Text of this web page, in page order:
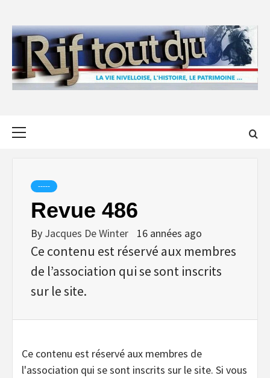
content
-----
Revue 486
By Jacques De Winter 16 années ago
Ce contenu est réservé aux membres
de l’association qui se sont inscrits
sur le site.
Ce contenu est réservé aux membres de
l'association qui se sont inscrits sur le site. Si vous